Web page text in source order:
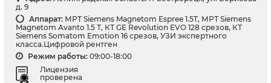
д. 9
Аппарат: МРТ Siemens Magnetom Espree 1.5T, МРТ Siemens
Magnetom Avanto 1.5 Т, КТ GE Revolution EVO 128 срезов, КТ
Siemens Somatom Emotion 16 срезов, УЗИ экспертного
класса.Цифровой рентген
Режим работы: 09:00-18:00
Лицензия
проверена